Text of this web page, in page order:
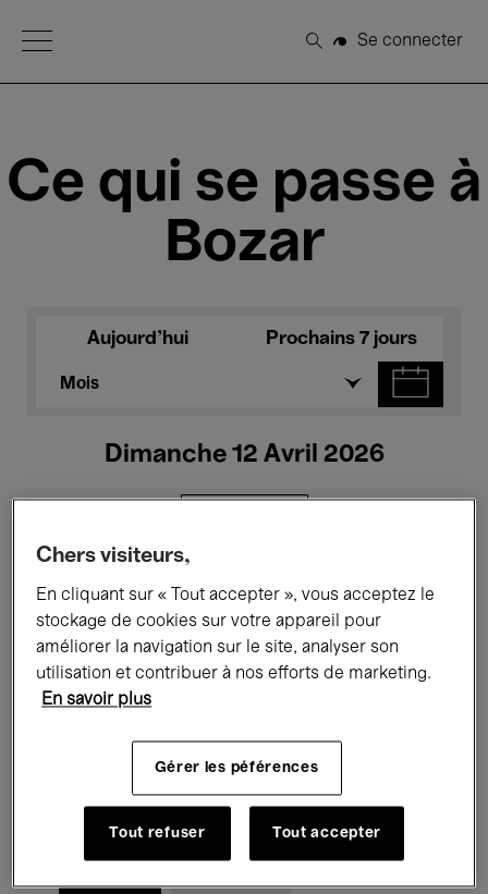
Open Menu
Rechercher
Se connecter
Ce qui se passe à
Bozar
Aujourd'hui Prochains 7 jours
Mois
Dimanche 12 Avril 2026
Tous les événements Concerts
Expositions Performances
Rencontres & Débats
Musique classique Global Music
Chers visiteurs,
En cliquant sur « Tout accepter », vous acceptez le
stockage de cookies sur votre appareil pour
améliorer la navigation sur le site, analyser son
utilisation et contribuer à nos efforts de marketing.
En savoir plus
Gérer les péférences
Tout refuser Tout accepter